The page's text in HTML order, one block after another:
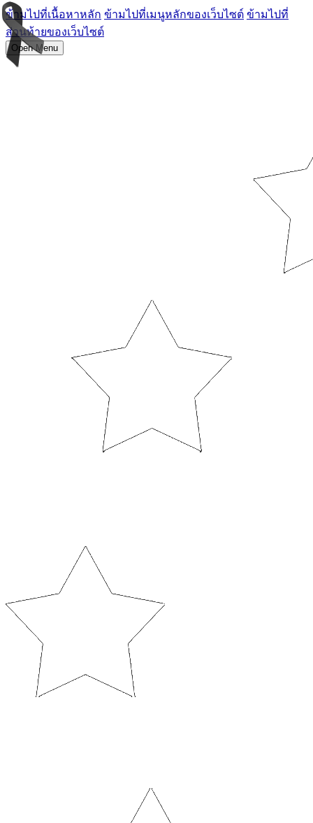
ข้ามไปที่เนื้อหาหลัก ข้ามไปที่เมนูหลักของเว็บไซต์ ข้ามไปที่
ส่วนท้ายของเว็บไซต์
Open Menu